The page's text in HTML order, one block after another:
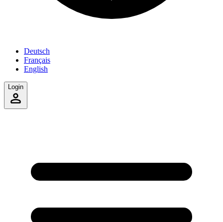
Deutsch
Français
English
Login